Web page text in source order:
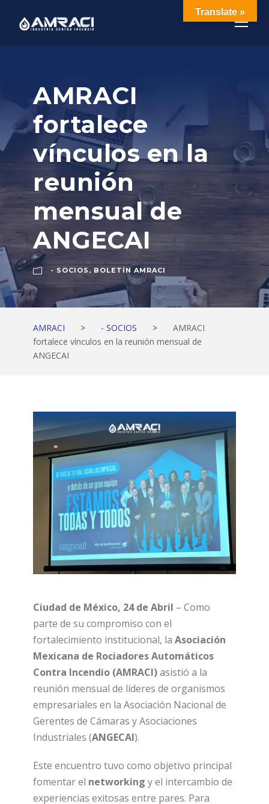
AMRACI
fortalece
vínculos en la
reunión
mensual de
ANGECAI
- SOCIOS , BOLETÍN AMRACI
AMRACI > - SOCIOS >
AMRACI
fortalece vínculos en la reunión mensual de
ANGECAI
Ciudad de México, 24 de Abril – Como
parte de su compromiso con el
fortalecimiento institucional, la Asociación
Mexicana de Rociadores Automáticos
Contra Incendio (AMRACI)asistió a la
reunión mensual de líderes de organismos
empresariales en la Asociación Nacional de
Gerentes de Cámaras y Asociaciones
Industriales (ANGECAI).
Este encuentro tuvo como objetivo principal
fomentar el networking y el intercambio de
experiencias exitosas entre pares. Para
Translate »